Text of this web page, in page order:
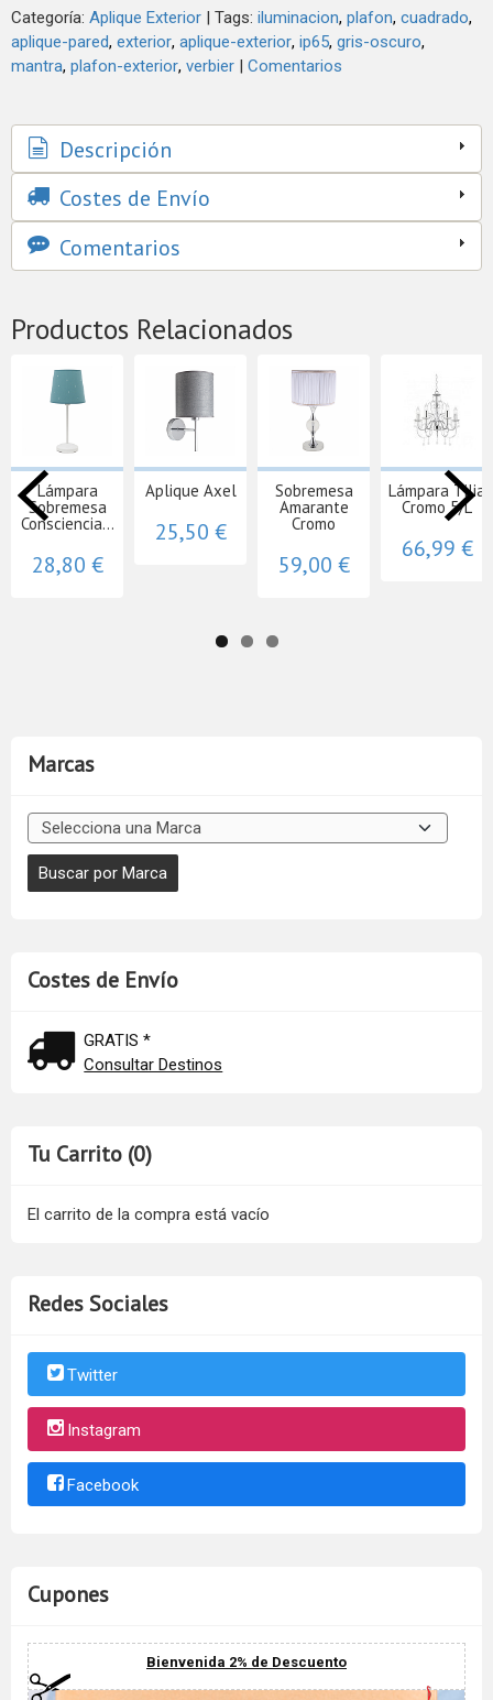
Marcas
Costes de Envío
GRATIS *
Consultar Destinos
Tu Carrito (0)
El carrito de la compra está vacío
Redes Sociales
Twitter
Instagram
Facebook
Cupones
Bienvenida 2% de Descuento
Categoría: Aplique Exterior | Tags: iluminacion plafon cuadrado
aplique-pared exterior aplique-exterior ip65 gris-oscuro
mantra plafon-exterior verbier | Comentarios
Descripción
Costes de Envío
Comentarios
Productos Relacionados
Lámpara
Sobremesa
Consciencia...
28,80 €
Aplique Axel
25,50 €
Sobremesa
Amarante
Cromo
59,00 €
Lámpara Tilia
Cromo 5/L
66,99 €